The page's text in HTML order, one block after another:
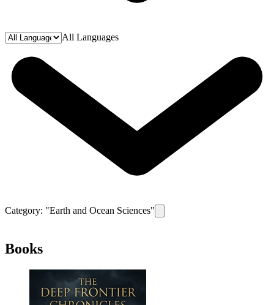
All Languages
Category: "Earth and Ocean Sciences"
Books